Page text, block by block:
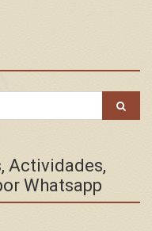
Actividades,
Whatsapp